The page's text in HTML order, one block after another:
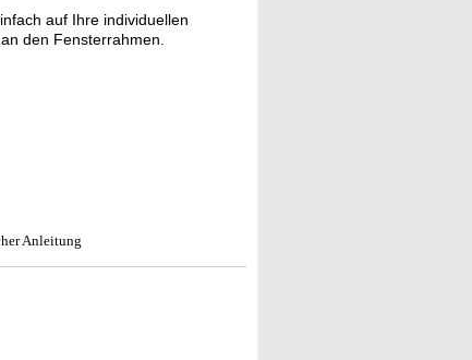
auf Ihre individuellen
den Fensterrahmen.
Anleitung